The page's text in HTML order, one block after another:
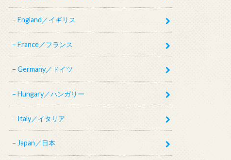
England／イギリス
France／フランス
Germany／ドイツ
Hungary／ハンガリー
Italy／イタリア
Japan／日本